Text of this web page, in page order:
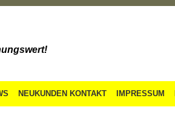
NEUKUNDEN KONTAKT IMPRESSUM